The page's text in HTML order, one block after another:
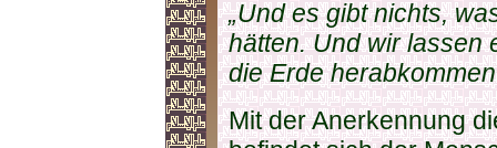
„Und es gibt nichts,
hätten. Und wir lassen
die Erde
Mit der Anerkennung